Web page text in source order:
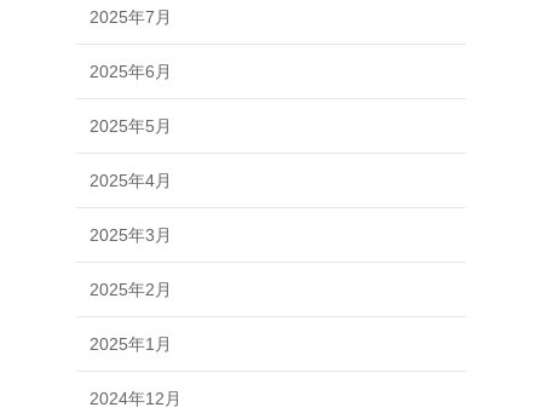
2025年7月
2025年6月
2025年5月
2025年4月
2025年3月
2025年2月
2025年1月
2024年12月